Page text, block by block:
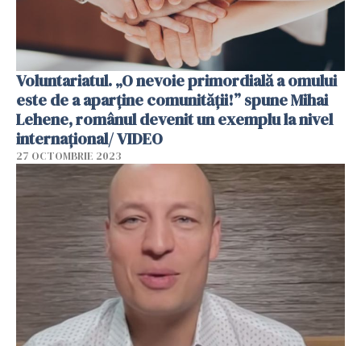
Voluntariatul. „O nevoie primordială a omului
este de a aparține comunității!” spune Mihai
Lehene, românul devenit un exemplu la nivel
internațional/ VIDEO
27 OCTOMBRIE 2023